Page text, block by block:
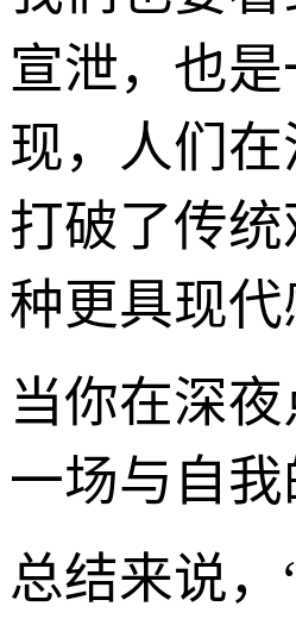
宣泄，也
现，人们
打破了传
种更具现
当你在深
一场与自
总结来说